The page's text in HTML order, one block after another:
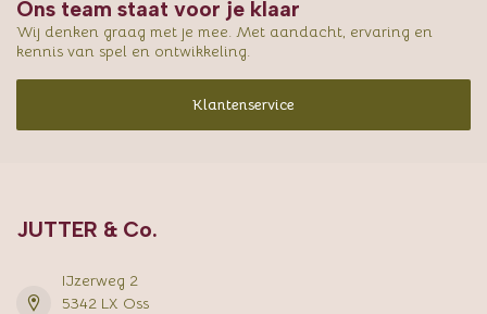
Ons team staat voor je klaar
Wij denken graag met je mee. Met aandacht, ervaring en
kennis van spel en ontwikkeling.
Klantenservice
JUTTER & Co.
IJzerweg 2
5342 LX Oss